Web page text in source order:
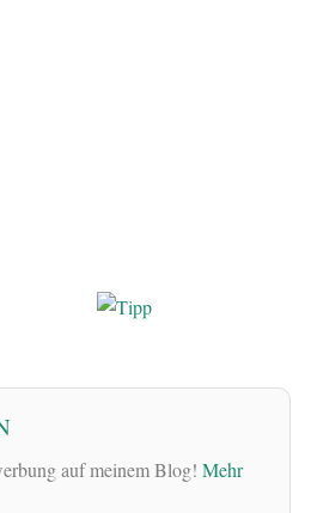
auf meinem Blog! Mehr